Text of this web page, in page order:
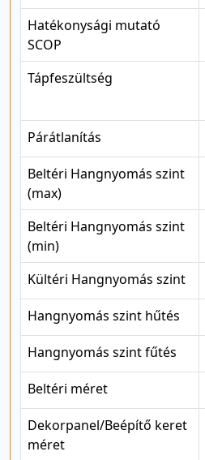
Hatékonysági mutató
SCOP
Tápfeszültség
Párátlanítás
Beltéri Hangnyomás szint
(max)
Beltéri Hangnyomás szint
(min)
Kültéri Hangnyomás szint
Hangnyomás szint hűtés
Hangnyomás szint fűtés
Beltéri méret
Dekorpanel/Beépítő keret
méret